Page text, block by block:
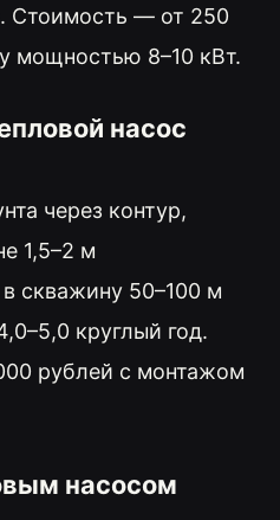
Стоимость — от 250
мощностью 8–10 кВт.
насос
через контур,
1,5–2 м
скважину 50–100 м
круглый год.
рублей с монтажом
насосом